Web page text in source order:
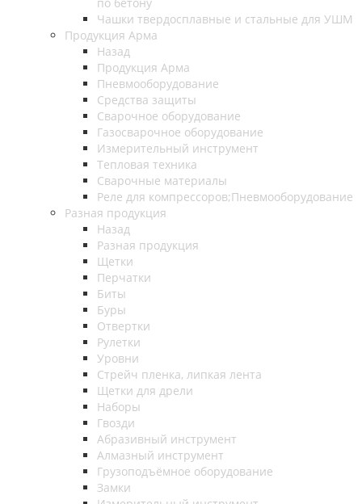
Чашки твердосплавные и стальные для УШМ
Продукция Арма
Назад
Продукция Арма
Пневмооборудование
Средства защиты
Сварочное оборудование
Газосварочное оборудование
Измерительный инструмент
Тепловая техника
Сварочные материалы
Реле для компрессоров;Пневмооборудование
Разная продукция
Назад
Разная продукция
Щетки
Перчатки
Биты
Буры
Отвертки
Рулетки
Уровни
Стрейч пленка, липкая лента
Щетки для дрели
Наборы
Гвозди
Абразивный инструмент
Алмазный инструмент
Грузоподъёмное оборудование
Замки